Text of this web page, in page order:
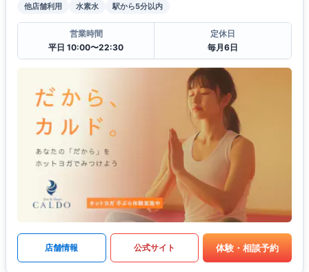
他店舗利用
水素水 駅から5分以内
営業時間
平日 10:00〜22:30
定休日
毎月6日
店舗情報 公式サイト 体験・相談予約